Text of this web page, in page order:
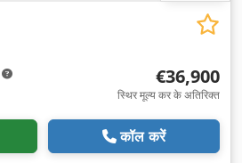
€36,900
स्थिर मूल्य कर के अतिरिक्त
कॉल करें